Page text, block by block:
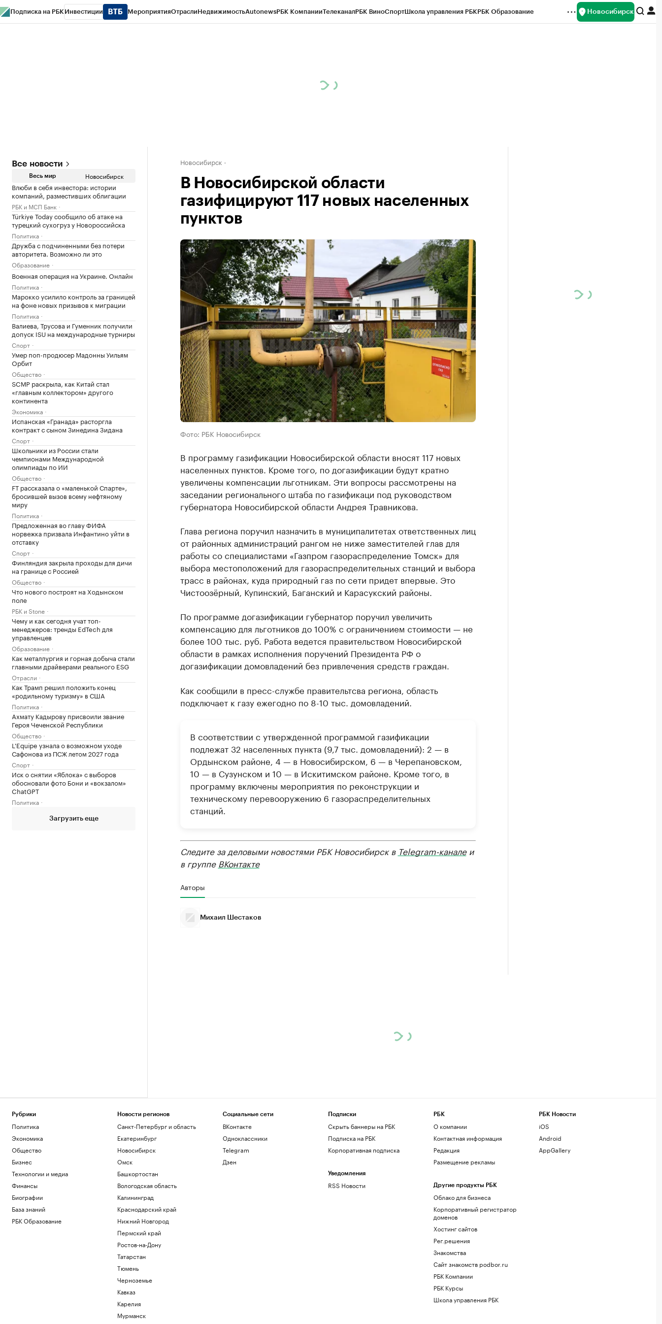
Подписка на РБК Инвестиции МероприятияОтраслиНедвижимостьAutonewsРБК КомпанииТелеканалРБК ВиноСпортШкола управления РБКРБК Образование Новосибирск
Все новости
Весь мир Новосибирск
Влюби в себя инвестора: истории
компаний, разместивших облигации
РБК и МСП Банк
Türkiye Today сообщило об атаке на
турецкий сухогруз у Новороссийска
Политика
Дружба с подчиненными без потери
авторитета. Возможно ли это
Образование
Военная операция на Украине. Онлайн
Политика
Марокко усилило контроль за границей
на фоне новых призывов к миграции
Политика
Валиева, Трусова и Гуменник получили
допуск ISU на международные турниры
Спорт
Умер поп-продюсер Мадонны Уильям
Орбит
Общество
SCMP раскрыла, как Китай стал
«главным коллектором» другого
континента
Экономика
Испанская «Гранада» расторгла
контракт с сыном Зинедина Зидана
Спорт
Школьники из России стали
чемпионами Международной
олимпиады по ИИ
Общество
FT рассказала о «маленькой Спарте»,
бросившей вызов всему нефтяному
миру
Политика
Предложенная во главу ФИФА
норвежка призвала Инфантино уйти в
отставку
Спорт
Финляндия закрыла проходы для дичи
на границе с Россией
Общество
Что нового построят на Ходынском
поле
РБК и Stone
Чему и как сегодня учат топ-
менеджеров: тренды EdTech для
управленцев
Образование
Как металлургия и горная добыча стали
главными драйверами реального ESG
Отрасли
Как Трамп решил положить конец
«родильному туризму» в США
Политика
Ахмату Кадырову присвоили звание
Героя Чеченской Республики
Общество
L'Equipe узнала о возможном уходе
Сафонова из ПСЖ летом 2027 года
Спорт
Иск о снятии «Яблока» с выборов
обосновали фото Бони и «вокзалом»
ChatGPT
Политика
Загрузить еще
Новосибирск
В Новосибирской области
газифицируют 117 новых населенных
пунктов
Фото: РБК Новосибирск
В программу газификации Новосибирской области вносят 117 новых
населенных пунктов. Кроме того, по догазификации будут кратно
увеличены компенсации льготникам. Эти вопросы рассмотрены на
заседании регионального штаба по газификаци под руководством
губернатора Новосибирской области Андрея Травникова.
Глава региона поручил назначить в муниципалитетах ответственных лиц
от районных администраций рангом не ниже заместителей глав для
работы со специалистами «Газпром газораспределение Томск» для
выбора местоположений для газораспределительных станций и выбора
трасс в районах, куда природный газ по сети придет впервые. Это
Чистоозёрный, Купинский, Баганский и Карасукский районы.
По программе догазификации губернатор поручил увеличить
компенсацию для льготников до 100% с ограничением стоимости — не
более 100 тыс. руб. Работа ведется правительством Новосибирской
области в рамках исполнения поручений Президента РФ о
догазификации домовладений без привлечения средств граждан.
Как сообщили в пресс-службе правительтсва региона, область
подключает к газу ежегодно по 8-10 тыс. домовладений.
В соответствии с утвержденной программой газификации
подлежат 32 населенных пункта (9,7 тыс. домовладений): 2 — в
Ордынском районе, 4 — в Новосибирском, 6 — в Черепановском,
10 — в Сузунском и 10 — в Искитимском районе. Кроме того, в
программу включены мероприятия по реконструкции и
техническому перевооружению 6 газораспределительных
станций.
Следите за деловыми новостями РБК Новосибирск в Telegram-каналеи
в группе ВКонтакте
Авторы
Михаил Шестаков
Рубрики
Политика
Экономика
Общество
Бизнес
Технологии и медиа
Финансы
Биографии
База знаний
РБК Образование
Новости регионов
Санкт-Петербург и область
Екатеринбург
Новосибирск
Омск
Башкортостан
Вологодская область
Калининград
Краснодарский край
Нижний Новгород
Пермский край
Ростов-на-Дону
Татарстан
Тюмень
Черноземье
Кавказ
Карелия
Мурманск
Социальные сети
ВКонтакте
Одноклассники
Telegram
Дзен
Подписки
Скрыть баннеры на РБК
Подписка на РБК
Корпоративная подписка
Уведомления
RSS Новости
РБК
О компании
Контактная информация
Редакция
Размещение рекламы
Другие продукты РБК
Облако для бизнеса
Корпоративный регистратор
доменов
Хостинг сайтов
Рег.решения
Знакомства
Сайт знакомств podbor.ru
РБК Компании
РБК Курсы
Школа управления РБК
РБК Новости
iOS
Android
AppGallery